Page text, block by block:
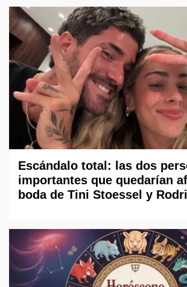
Escándalo total: las dos
importantes que quedarían
boda de Tini Stoessel y